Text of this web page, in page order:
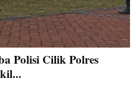
Polisi Cilik Polres